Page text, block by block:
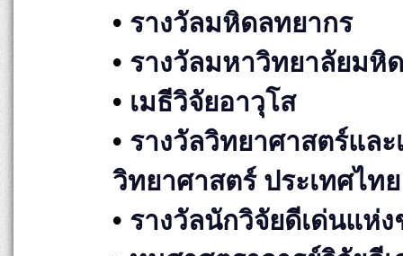
• รางวัลมหิดลทยากร
• รางวัลมหาวิทยาลัยมหิ
• เมธีวิจัยอาวุโส
• รางวัลวิทยาศาสตร์และ
วิทยาศาสตร์ ประเทศไท
• รางวัลนักวิจัยดีเด่นแห่